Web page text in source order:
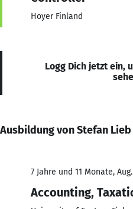
Hoyer Finland
Logg Dich jetzt ein,
Ausbildung von Stefan Lieb
7 Jahre und 11 Monate,
Accounting,